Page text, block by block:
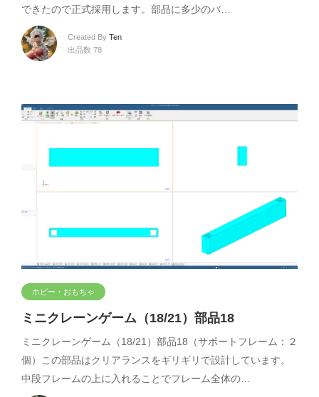
できたので正式採用します。部品に多少のバ…
Created By Ten
出品数 78
ホビー・おもちゃ
ミニクレーンゲーム（18/21）部品18
ミニクレーンゲーム（18/21）部品18（サポートフレーム：２
個）この部品はクリアランスをギリギリで設計しています。
中段フレームの上に入れることでフレーム全体の…